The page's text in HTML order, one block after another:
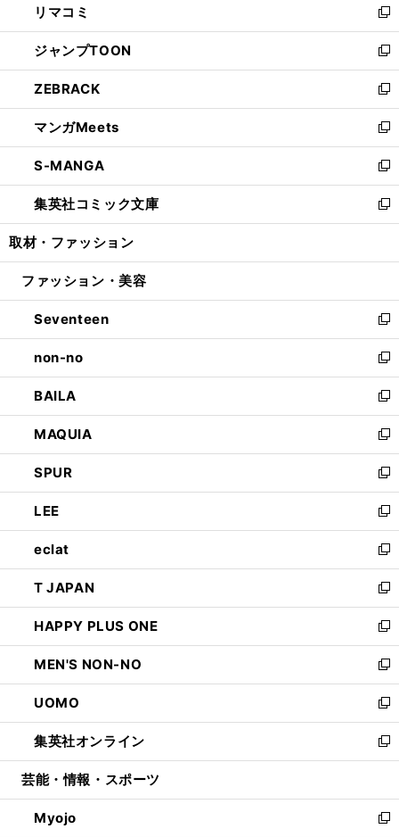
で
開
く
ド
ウ
で
開
く
ィ
ン
ド
ウ
で
開
く
い
ウ
ィ
ン
ド
ウ
で
開
く
リマコミ
新
し
い
ウ
ィ
ン
ド
ウ
で
開
く
ジャンプTOON
新
し
い
ウ
ィ
ン
ド
ウ
で
開
ZEBRACK
新
し
い
ウ
ィ
ン
ド
ウ
開
マンガMeets
新
し
い
ウ
ィ
ン
ウ
開
く
S-MANGA
新
し
い
ウ
ン
ウ
で
開
く
集英社コミック文庫
新
し
ウ
ン
ド
ウ
で
開
く
取材・ファッション
ファッション・美容
Seventeen
新
し
い
ウ
ィ
ン
ド
ウ
で
開
く
non-no
新
し
い
ウ
ィ
ン
ド
ウ
で
開
く
BAILA
新
し
い
ウ
ィ
ン
ド
ウ
で
開
く
MAQUIA
新
し
い
ウ
ィ
ン
ド
ウ
で
開
く
SPUR
新
し
い
ウ
ィ
ン
ド
ウ
で
開
く
LEE
新
し
い
ウ
ィ
ン
ド
ウ
で
開
く
eclat
新
し
い
ウ
ィ
ン
ド
ウ
で
開
く
T JAPAN
新
し
い
ウ
ィ
ン
ド
ウ
で
開
HAPPY PLUS ONE
新
し
い
ウ
ィ
ン
ド
ウ
開
く
MEN'S NON-NO
新
し
い
ウ
ィ
ン
ウ
で
UOMO
新
し
い
ウ
ン
ド
集英社オンライン
新
し
ウ
ィ
芸能・情報・スポーツ
Myojo
新